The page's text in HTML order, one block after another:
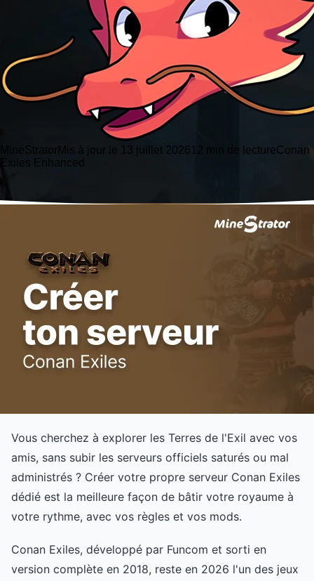
MineStratorMis à jour le 13 juillet 202612 min de lectureConan
Exiles Enhanced
Vous cherchez à explorer les Terres de l'Exil avec vos
amis, sans subir les serveurs officiels saturés ou mal
administrés ? Créer votre propre serveur Conan Exiles
dédié est la meilleure façon de bâtir votre royaume à
votre rythme, avec vos règles et vos mods.
Conan Exiles, développé par Funcom et sorti en
version complète en 2018, reste en 2026 l'un des jeux